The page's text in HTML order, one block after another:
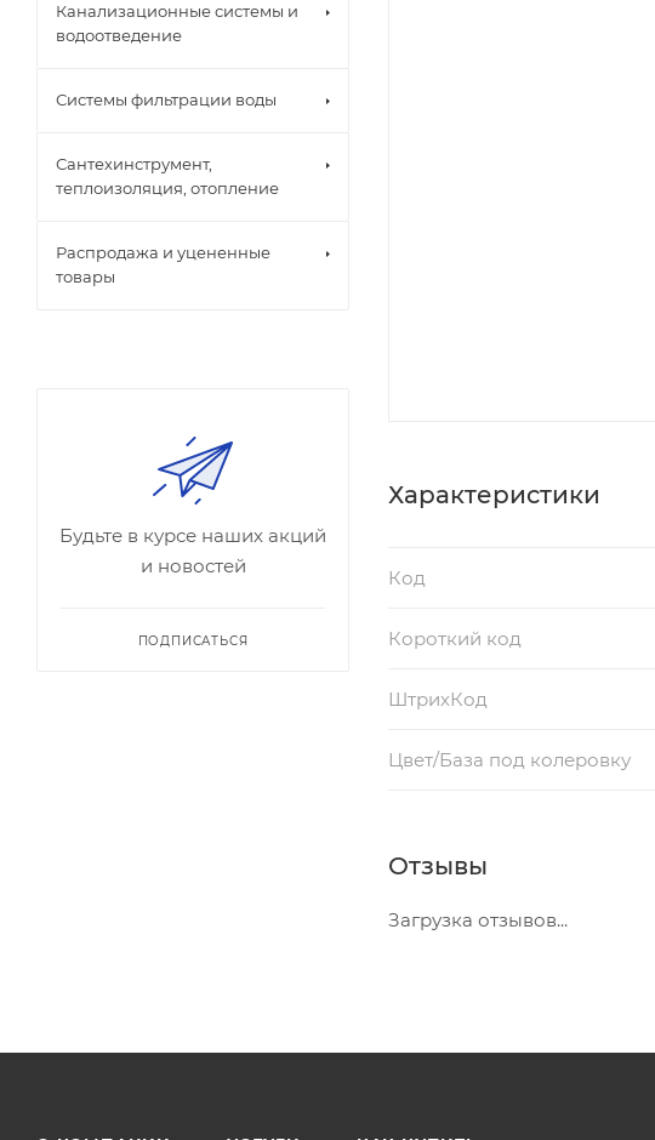
Характеристики
Код
Короткий код
ШтрихКод
Цвет/База под колеровку
Отзывы
Загрузка отзывов...
Канализационные системы и
водоотведение
Системы фильтрации воды
Сантехинструмент,
теплоизоляция, отопление
Распродажа и уцененные
товары
Будьте в курсе наших акций
и новостей
ПОДПИСАТЬСЯ